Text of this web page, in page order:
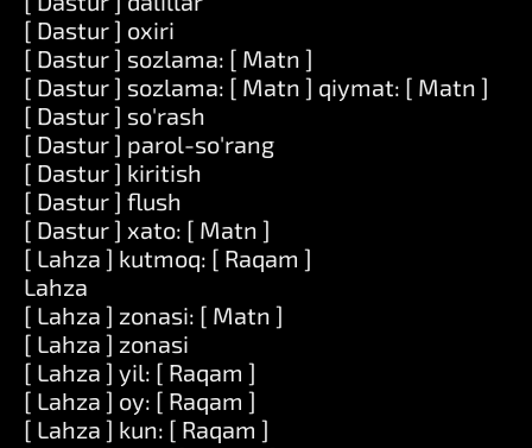
[ Dastur ] oxiri
[ Dastur ] sozlama: [ Matn ]
[ Dastur ] sozlama: [ Matn ] qiymat: [ Matn ]
[ Dastur ] so'rash
[ Dastur ] parol-so'rang
[ Dastur ] kiritish
[ Dastur ] flush
[ Dastur ] xato: [ Matn ]
[ Lahza ] kutmoq: [ Raqam ]
Lahza
[ Lahza ] zonasi: [ Matn ]
[ Lahza ] zonasi
[ Lahza ] yil: [ Raqam ]
[ Lahza ] oy: [ Raqam ]
[ Lahza ] kun: [ Raqam ]